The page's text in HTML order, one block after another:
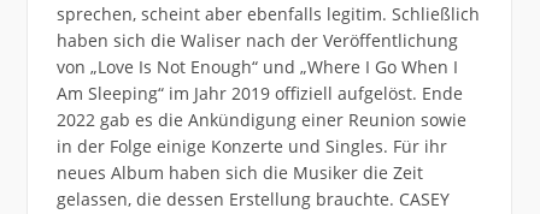
sprechen, scheint aber ebenfalls legitim. Schließlich
haben sich die Waliser nach der Veröffentlichung
von „Love Is Not Enough“ und „Where I Go When I
Am Sleeping“ im Jahr 2019 offiziell aufgelöst. Ende
2022 gab es die Ankündigung einer Reunion sowie
in der Folge einige Konzerte und Singles. Für ihr
neues Album haben sich die Musiker die Zeit
gelassen, die dessen Erstellung brauchte. CASEY